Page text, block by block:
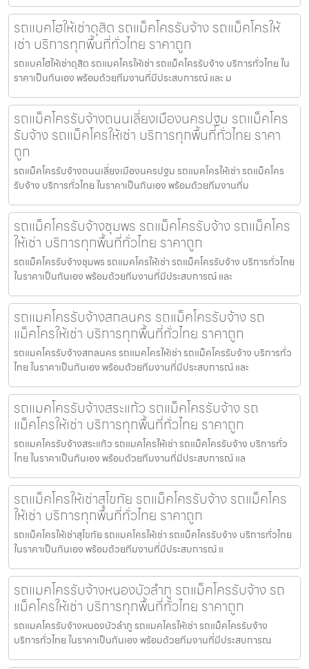
รถแบคโฮให้เช่าดุสิต รถแม็คโครรับจ้าง รถแม็คโครให้
เช่า บริการทุกพื้นที่ทั่วไทย ราคาถูก
รถแบคโฮให้เช่าดุสิต รถแมคโครให้เช่า รถแม็คโครรับจ้าง บริการทั่วไทย ใน
ราคาเป็นกันเอง พร้อมด้วยทีมงานที่มีประสบการณ์ และ ม
รถแม็คโครรับจ้างถนนเลี่ยงเมืองนครปฐม รถแม็คโคร
รับจ้าง รถแม็คโครให้เช่า บริการทุกพื้นที่ทั่วไทย ราคา
ถูก
รถแม็คโครรับจ้างถนนเลี่ยงเมืองนครปฐม รถแมคโครให้เช่า รถแม็คโคร
รับจ้าง บริการทั่วไทย ในราคาเป็นกันเอง พร้อมด้วยทีมงานที่ม
รถแม็คโครรับจ้างชุมพร รถแม็คโครรับจ้าง รถแม็คโคร
ให้เช่า บริการทุกพื้นที่ทั่วไทย ราคาถูก
รถแม็คโครรับจ้างชุมพร รถแมคโครให้เช่า รถแม็คโครรับจ้าง บริการทั่วไทย
ในราคาเป็นกันเอง พร้อมด้วยทีมงานที่มีประสบการณ์ และ
รถแมคโครรับจ้างสกลนคร รถแม็คโครรับจ้าง รถ
แม็คโครให้เช่า บริการทุกพื้นที่ทั่วไทย ราคาถูก
รถแมคโครรับจ้างสกลนคร รถแมคโครให้เช่า รถแม็คโครรับจ้าง บริการทั่ว
ไทย ในราคาเป็นกันเอง พร้อมด้วยทีมงานที่มีประสบการณ์ และ
รถแมคโครรับจ้างสระแก้ว รถแม็คโครรับจ้าง รถ
แม็คโครให้เช่า บริการทุกพื้นที่ทั่วไทย ราคาถูก
รถแมคโครรับจ้างสระแก้ว รถแมคโครให้เช่า รถแม็คโครรับจ้าง บริการทั่ว
ไทย ในราคาเป็นกันเอง พร้อมด้วยทีมงานที่มีประสบการณ์ แล
รถแม็คโครให้เช่าสุโขทัย รถแม็คโครรับจ้าง รถแม็คโคร
ให้เช่า บริการทุกพื้นที่ทั่วไทย ราคาถูก
รถแม็คโครให้เช่าสุโขทัย รถแมคโครให้เช่า รถแม็คโครรับจ้าง บริการทั่วไทย
ในราคาเป็นกันเอง พร้อมด้วยทีมงานที่มีประสบการณ์ แ
รถแมคโครรับจ้างหนองบัวลำภู รถแม็คโครรับจ้าง รถ
แม็คโครให้เช่า บริการทุกพื้นที่ทั่วไทย ราคาถูก
รถแมคโครรับจ้างหนองบัวลำภู รถแมคโครให้เช่า รถแม็คโครรับจ้าง
บริการทั่วไทย ในราคาเป็นกันเอง พร้อมด้วยทีมงานที่มีประสบการณ